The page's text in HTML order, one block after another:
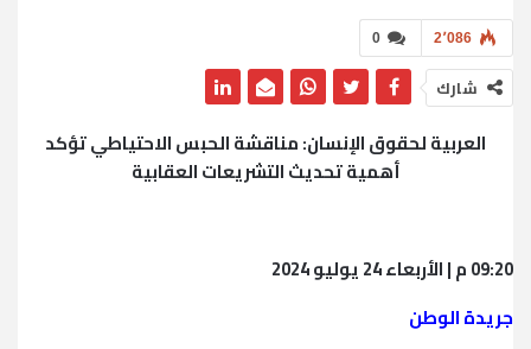
0 2٬086
شارك
العربية لحقوق الإنسان: مناقشة الحبس الاحتياطي تؤكد
أهمية تحديث التشريعات العقابية
09:20 م | الأربعاء 24 يوليو 2024
جريدة الوطن